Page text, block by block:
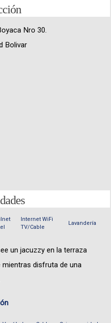
Nro 30.
Bolivar
Internet WiFi
TV/Cable
Lavandería
un jacuzzy en la terraza
mientras disfruta de una